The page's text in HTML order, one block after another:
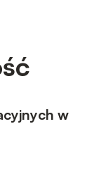
w